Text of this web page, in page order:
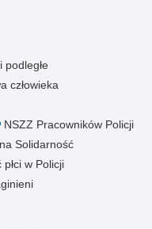
podległe
człowieka
NSZZ Pracowników Policji
Solidarność
płci w Policji